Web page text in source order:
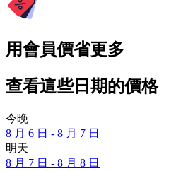
用會員價省更多
查看這些日期的價格
今晚
8 月 6 日 - 8 月 7 日
明天
8 月 7 日 - 8 月 8 日